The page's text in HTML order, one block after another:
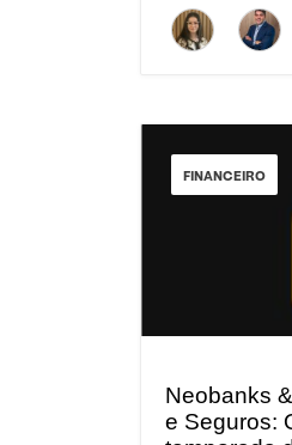
FINANCEIRO
Neobanks
e Seguros: